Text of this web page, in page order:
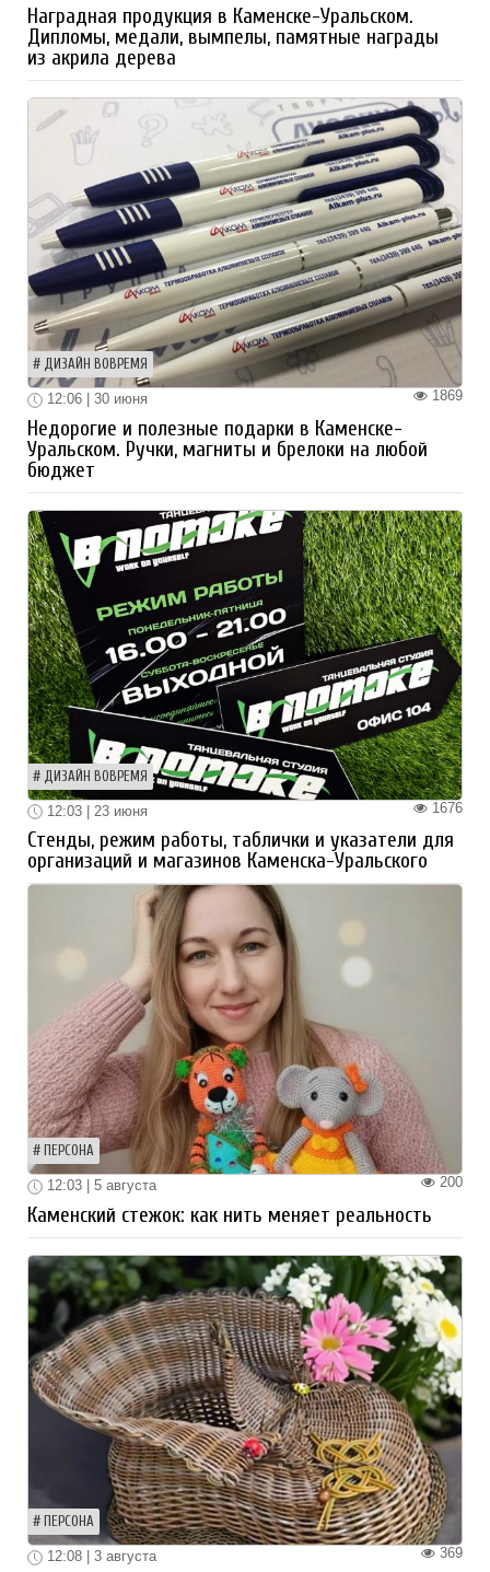
Наградная продукция в Каменске-Уральском.
Дипломы, медали, вымпелы, памятные награды
из акрила дерева
ДИЗАЙН ВОВРЕМЯ
1869
12:06 | 30 июня
Недорогие и полезные подарки в Каменске-
Уральском. Ручки, магниты и брелоки на любой
бюджет
ДИЗАЙН ВОВРЕМЯ
1676
12:03 | 23 июня
Стенды, режим работы, таблички и указатели для
организаций и магазинов Каменска-Уральского
ПЕРСОНА
200
12:03 | 5 августа
Каменский стежок: как нить меняет реальность
ПЕРСОНА
369
12:08 | 3 августа